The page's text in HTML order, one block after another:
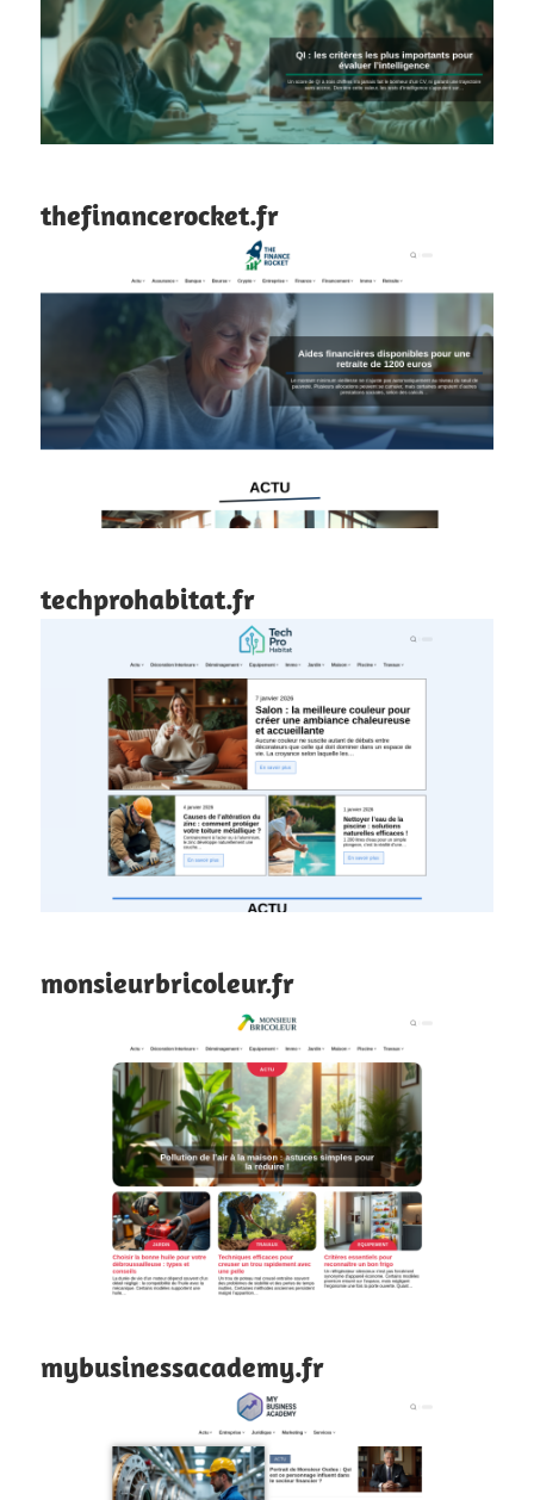
thefinancerocket.fr
techprohabitat.fr
monsieurbricoleur.fr
mybusinessacademy.fr